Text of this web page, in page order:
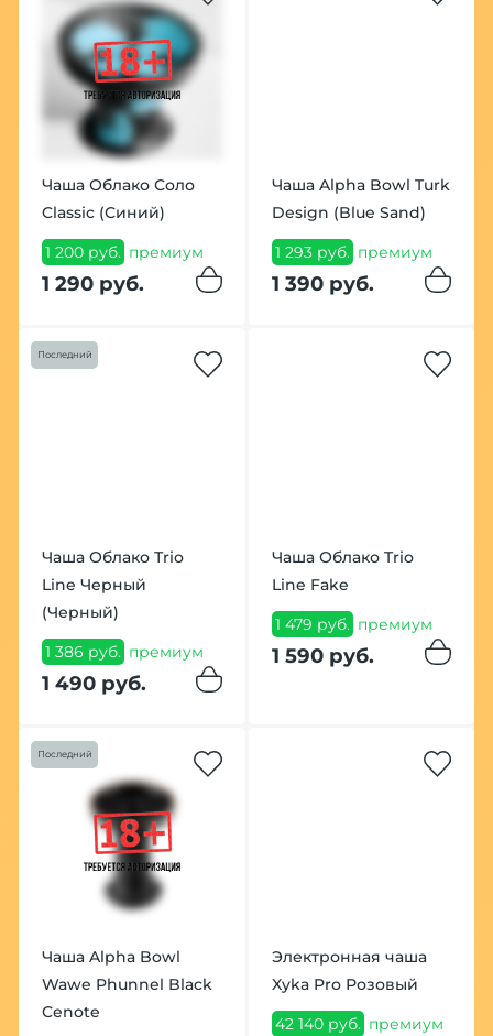
Чаша Облако Соло
Classic (Синий)
1 200 руб. премиум
1 290 руб.
Чаша Alpha Bowl Turk
Design (Blue Sand)
1 293 руб. премиум
1 390 руб.
Последний
Чаша Облако Тrio
Line Черный
(Черный)
1 386 руб. премиум
1 490 руб.
Чаша Облако Trio
Line Fake
1 479 руб. премиум
1 590 руб.
Последний
Чаша Alpha Bowl
Wawe Phunnel Black
Cenote
Электронная чаша
Xyka Pro Розовый
42 140 руб. премиум